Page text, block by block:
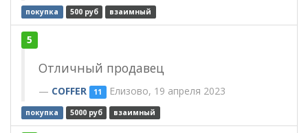
покупка 500 руб взаимный
5
Отличный продавец
COFFER 11 Елизово, 19 апреля 2023
покупка 5000 руб взаимный